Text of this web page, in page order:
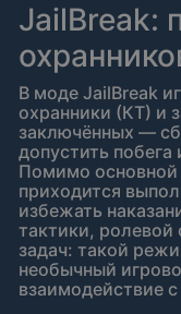
JailBreak:
В моде JailBreak
охранники (КТ) и
заключённых —
допустить
Помимо основной
приходится
избежать
тактики,
задач: такой
необычный
взаимодействие